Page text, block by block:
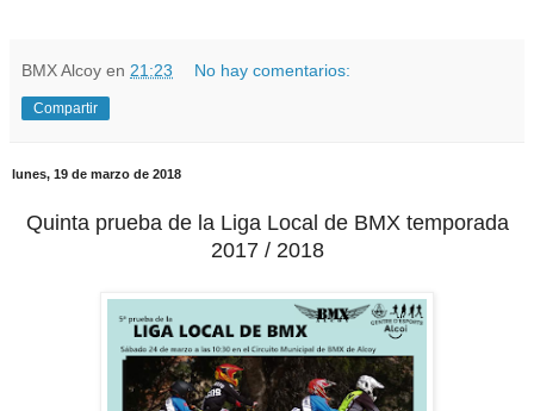
BMX Alcoy en 21:23 No hay comentarios:
Compartir
lunes, 19 de marzo de 2018
Quinta prueba de la Liga Local de BMX temporada
2017 / 2018